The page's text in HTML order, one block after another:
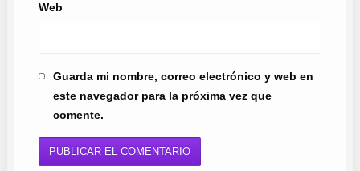
Web
Guarda mi nombre, correo electrónico y web en
este navegador para la próxima vez que
comente.